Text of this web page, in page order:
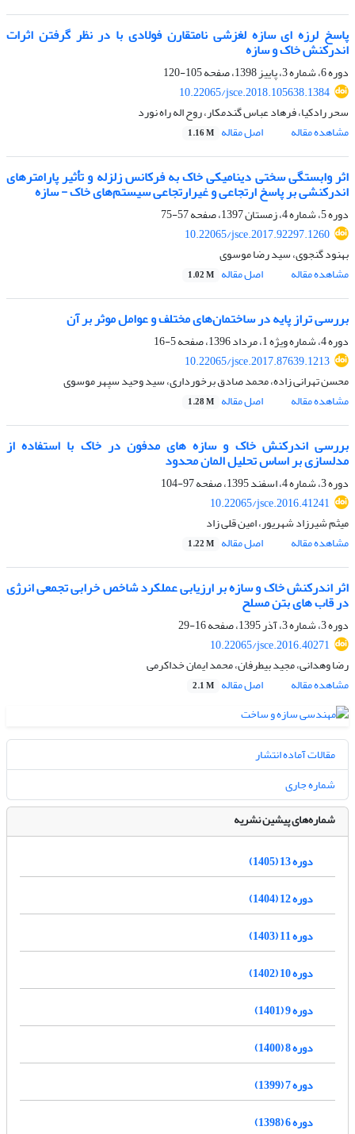
پاسخ لرزه ای سازه لغزشی نامتقارن فولادی با در نظر گرفتن اثرات
اندرکنش خاک و سازه
دوره 6، شماره 3، پاییز 1398، صفحه
105-120
10.22065/jsce.2018.105638.1384
سحر رادکیا، فرهاد عباس گندمکار، روح اله راه نورد
مشاهده مقاله
اصل مقاله 1.16 M
اثر وابستگی سختی دینامیکی خاک به فرکانس زلزله و تأثیر پارامترهای
اندرکنشی بر پاسخ ارتجاعی و غیرارتجاعی سیستم‌های خاک - سازه
دوره 5، شماره 4، زمستان 1397، صفحه
57-75
10.22065/jsce.2017.92297.1260
بهنود گنجوی، سید رضا موسوی
مشاهده مقاله
اصل مقاله 1.02 M
بررسی تراز پایه در ساختمان‌های مختلف و عوامل موثر بر آن
دوره 4، شماره ویژه 1، مرداد 1396، صفحه
5-16
10.22065/jsce.2017.87639.1213
محسن تهرانی زاده، محمد صادق برخورداری، سید وحید سپهر موسوی
مشاهده مقاله
اصل مقاله 1.28 M
بررسی اندرکنش خاک و سازه های مدفون در خاک با استفاده از
مدلسازی بر اساس تحلیل المان محدود
دوره 3، شماره 4، اسفند 1395، صفحه
97-104
10.22065/jsce.2016.41241
میثم شیرزاد شهریور، امین قلی زاد
مشاهده مقاله
اصل مقاله 1.22 M
اثر اندرکنش خاک و سازه بر ارزیابی عملکرد شاخص خرابی تجمعی انرژی
در قاب های بتن مسلح
دوره 3، شماره 3، آذر 1395، صفحه
16-29
10.22065/jsce.2016.40271
رضا وهدانی، مجید بیطرفان، محمد ایمان خداکرمی
مشاهده مقاله
اصل مقاله 2.1 M
مقالات آماده انتشار
شماره جاری
شماره‌های پیشین نشریه
دوره 13 (1405)
دوره 12 (1404)
دوره 11 (1403)
دوره 10 (1402)
دوره 9 (1401)
دوره 8 (1400)
دوره 7 (1399)
دوره 6 (1398)